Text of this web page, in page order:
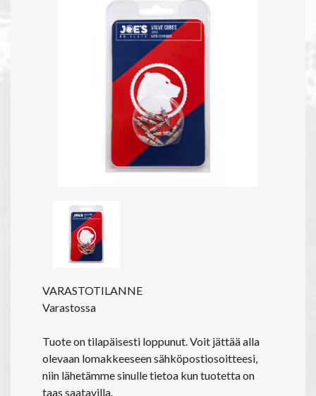
VARASTOTILANNE
Varastossa
Tuote on tilapäisesti loppunut. Voit jättää alla
olevaan lomakkeeseen sähköpostiosoitteesi,
niin lähetämme sinulle tietoa kun tuotetta on
taas saatavilla.